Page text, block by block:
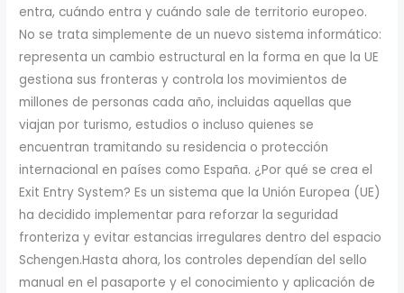
entra, cuándo entra y cuándo sale de territorio europeo.
No se trata simplemente de un nuevo sistema informático:
representa un cambio estructural en la forma en que la UE
gestiona sus fronteras y controla los movimientos de
millones de personas cada año, incluidas aquellas que
viajan por turismo, estudios o incluso quienes se
encuentran tramitando su residencia o protección
internacional en países como España. ¿Por qué se crea el
Exit Entry System? Es un sistema que la Unión Europea (UE)
ha decidido implementar para reforzar la seguridad
fronteriza y evitar estancias irregulares dentro del espacio
Schengen.Hasta ahora, los controles dependían del sello
manual en el pasaporte y el conocimiento y aplicación de